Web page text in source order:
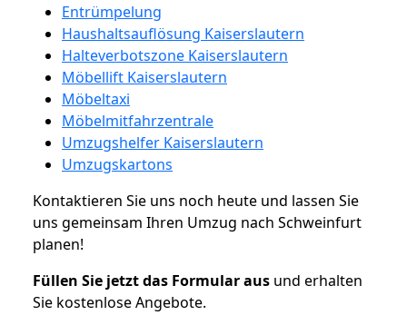
Entrümpelung
Haushaltsauflösung Kaiserslautern
Halteverbotszone Kaiserslautern
Möbellift Kaiserslautern
Möbeltaxi
Möbelmitfahrzentrale
Umzugshelfer Kaiserslautern
Umzugskartons
Kontaktieren Sie uns noch heute und lassen Sie
uns gemeinsam Ihren Umzug nach Schweinfurt
planen!
Füllen Sie jetzt das Formular aus und erhalten
Sie kostenlose Angebote.